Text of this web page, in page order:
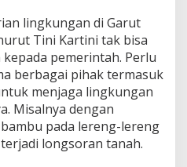
lingkungan di Garut
Tini Kartini tak bisa
pemerintah. Perlu
berbagai pihak termasuk
menjaga lingkungan
Misalnya dengan
pada lereng-lereng
longsoran tanah.